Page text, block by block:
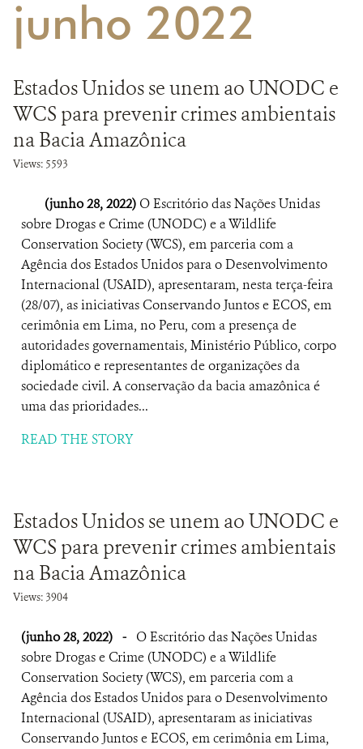
DONATE
junho 2022
Estados Unidos se unem ao UNODC e
WCS para prevenir crimes ambientais
na Bacia Amazônica
Views: 5593
(junho 28, 2022) O Escritório das Nações Unidas
sobre Drogas e Crime (UNODC) e a Wildlife
Conservation Society (WCS), em parceria com a
Agência dos Estados Unidos para o Desenvolvimento
Internacional (USAID), apresentaram, nesta terça-feira
(28/07), as iniciativas Conservando Juntos e ECOS, em
cerimônia em Lima, no Peru, com a presença de
autoridades governamentais, Ministério Público, corpo
diplomático e representantes de organizações da
sociedade civil. A conservação da bacia amazônica é
uma das prioridades...
READ THE STORY
Estados Unidos se unem ao UNODC e
WCS para prevenir crimes ambientais
na Bacia Amazônica
Views: 3904
(junho 28, 2022) - O Escritório das Nações Unidas
sobre Drogas e Crime (UNODC) e a Wildlife
Conservation Society (WCS), em parceria com a
Agência dos Estados Unidos para o Desenvolvimento
Internacional (USAID), apresentaram as iniciativas
Conservando Juntos e ECOS, em cerimônia em Lima,